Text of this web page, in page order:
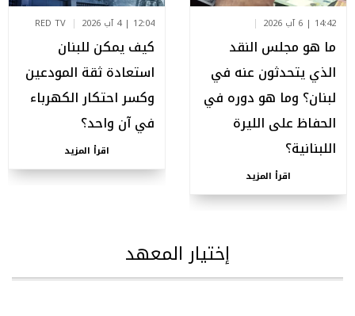
14:42 | 6 آب 2026
ما هو مجلس النقد
الذي يتحدثون عنه في
لبنان؟ وما هو دوره في
الحفاظ على الليرة
اللبنانية؟
اقرأ المزيد
12:04 | 4 آب 2026 RED TV
كيف يمكن للبنان
استعادة ثقة المودعين
وكسر احتكار الكهرباء
في آن واحد؟
اقرأ المزيد
إختيار المعهد